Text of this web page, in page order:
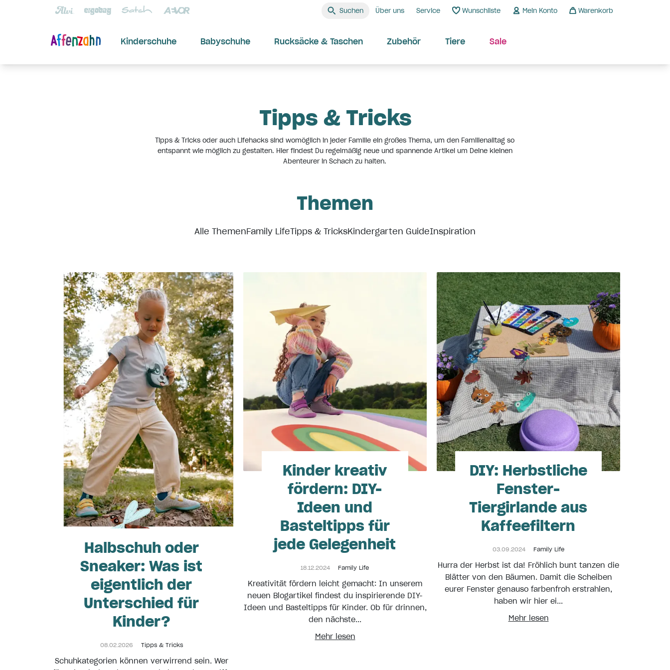
Suchen Über uns Service Wunschliste Mein Konto Warenkorb
Kinderschuhe Babyschuhe Rucksäcke & Taschen Zubehör Tiere Sale
Tipps & Tricks
Tipps & Tricks oder auch Lifehacks sind womöglich in jeder Familie ein großes Thema, um den Familienalltag so
entspannt wie möglich zu gestalten. Hier findest Du regelmäßig neue und spannende Artikel um Deine kleinen
Abenteurer in Schach zu halten.
Themen
Alle ThemenFamily LifeTipps & TricksKindergarten GuideInspiration
Halbschuh oder
Sneaker: Was ist
eigentlich der
Unterschied für
Kinder?
08.02.2026 Tipps & Tricks
Schuhkategorien können verwirrend sein. Wer
Kinder kreativ
fördern: DIY-
Ideen und
Basteltipps für
jede Gelegenheit
18.12.2024 Family Life
Kreativität fördern leicht gemacht: In unserem
neuen Blogartikel findest du inspirierende DIY-
Ideen und Basteltipps für Kinder. Ob für drinnen,
den nächste...
Mehr lesen
DIY: Herbstliche
Fenster-
Tiergirlande aus
Kaffeefiltern
03.09.2024 Family Life
Hurra der Herbst ist da! Fröhlich bunt tanzen die
Blätter von den Bäumen. Damit die Scheiben
eurer Fenster genauso farbenfroh erstrahlen,
haben wir hier ei...
Mehr lesen